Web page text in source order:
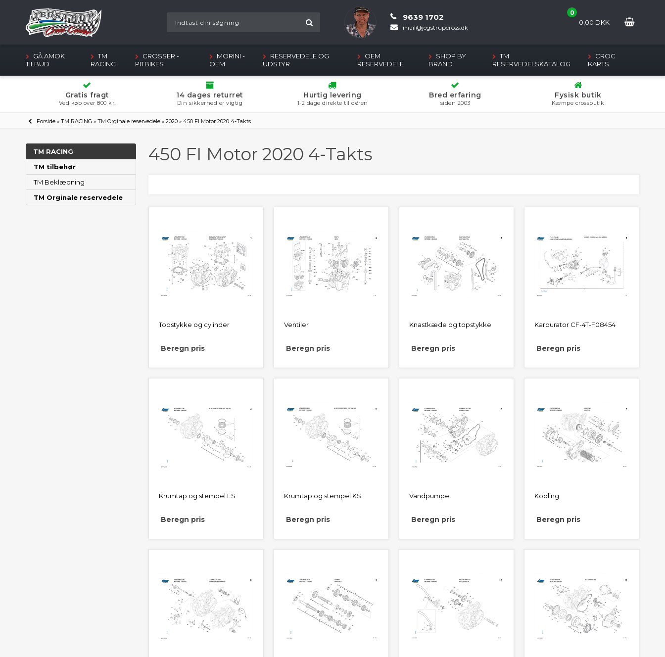
0
0,00 DKK
9639 1702
mail@jegstrupcross.dk
GÅ AMOK
TILBUD
TM
RACING
CROSSER -
PITBIKES
MORINI -
OEM
RESERVEDELE OG
UDSTYR
OEM
RESERVEDELE
SHOP BY
BRAND
TM
RESERVEDELSKATALOG
CROC
KARTS
Gratis fragt
Ved køb over 800 kr.
14 dages returret
Din sikkerhed er vigtig
Hurtig levering
1-2 dage direkte til døren
Bred erfaring
siden 2003
Fysisk butik
Kæmpe crossbutik
Forside » TM RACING » TM Orginale reservedele » 2020 » 450 FI Motor 2020 4-Takts
TM RACING
TM tilbehør
TM Beklædning
TM Orginale reservedele
450 FI Motor 2020 4-Takts
Topstykke og cylinder
Beregn pris
Ventiler
Beregn pris
Knastkæde og topstykke
Beregn pris
Karburator CF-4T-F08454
Beregn pris
Krumtap og stempel ES
Beregn pris
Krumtap og stempel KS
Beregn pris
Vandpumpe
Beregn pris
Kobling
Beregn pris